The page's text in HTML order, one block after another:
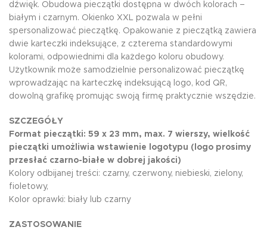
dźwięk. Obudowa pieczątki dostępna w dwóch kolorach –
białym i czarnym. Okienko XXL pozwala w pełni
spersonalizować pieczątkę. Opakowanie z pieczątką zawiera
dwie karteczki indeksujące, z czterema standardowymi
kolorami, odpowiednimi dla każdego koloru obudowy.
Użytkownik może samodzielnie personalizować pieczątkę
wprowadzając na karteczkę indeksującą logo, kod QR,
dowolną grafikę promując swoją firmę praktycznie wszędzie.
SZCZEGÓŁY
Format pieczątki: 59 x 23 mm, max. 7 wierszy, wielkość
pieczątki umożliwia wstawienie logotypu (logo prosimy
przesłać czarno-białe w dobrej jakości)
Kolory odbijanej treści: czarny, czerwony, niebieski, zielony,
fioletowy,
Kolor oprawki: biały lub czarny
ZASTOSOWANIE